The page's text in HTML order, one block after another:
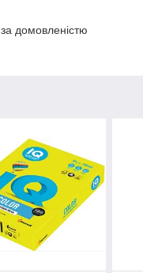
домовленістю